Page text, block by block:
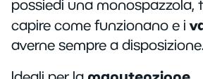
possiedi una monospazzola,
capire come funzionano e i
averne sempre a disposizione.